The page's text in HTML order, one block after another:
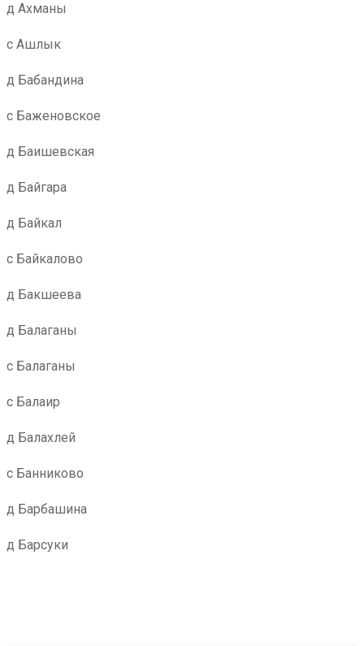
д Ахманы
с Ашлык
д Бабандина
с Баженовское
д Баишевская
д Байгара
д Байкал
с Байкалово
д Бакшеева
д Балаганы
с Балаганы
с Балаир
д Балахлей
с Банниково
д Барбашина
д Барсуки